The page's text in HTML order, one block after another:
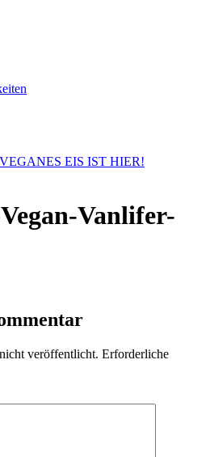
EIS IST HIER!
Vanlifer-
veröffentlicht. Erforderliche